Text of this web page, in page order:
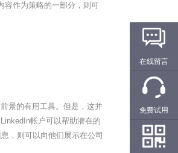
容作为策略的一部分，则可
景的有用工具。但是，这并
帐户可以帮助潜在的
，则可以向他们展示在公司
在线留言
免费试用